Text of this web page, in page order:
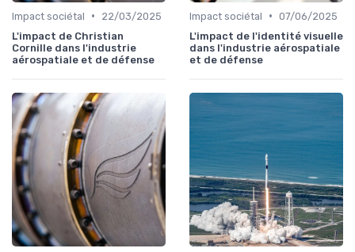
Impact sociétal •
22/03/2025
L'impact de Christian
Cornille dans l'industrie
aérospatiale et de défense
Impact sociétal • 07/06/2025
L'impact de l'identité visuelle
dans l'industrie aérospatiale
et de défense